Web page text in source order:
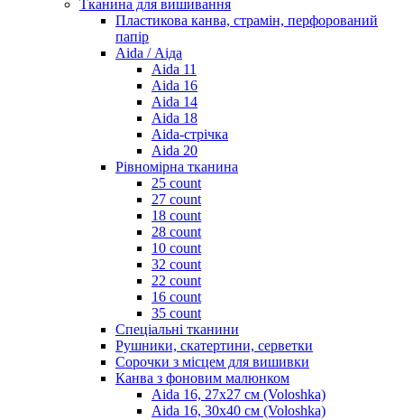
Тканина для вишивання
Пластикова канва, страмін, перфорований
папір
Aida / Аіда
Aida 11
Aida 16
Aida 14
Aida 18
Aida-стрічка
Aida 20
Рівномірна тканина
25 count
27 count
18 count
28 count
10 count
32 count
22 count
16 count
35 count
Спеціальні тканини
Рушники, скатертини, серветки
Сорочки з місцем для вишивки
Канва з фоновим малюнком
Aida 16, 27х27 см (Voloshka)
Aida 16, 30х40 см (Voloshka)